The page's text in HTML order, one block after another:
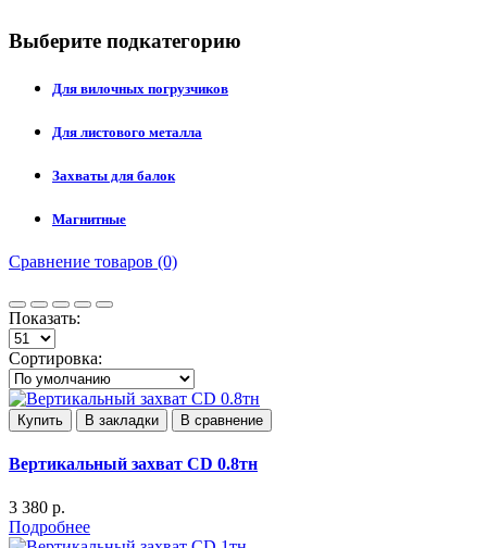
Выберите подкатегорию
Для вилочных погрузчиков
Для листового металла
Захваты для балок
Магнитные
Сравнение товаров (0)
Показать:
Сортировка:
Купить В закладки В сравнение
Вертикальный захват CD 0.8тн
3 380 р.
Подробнее